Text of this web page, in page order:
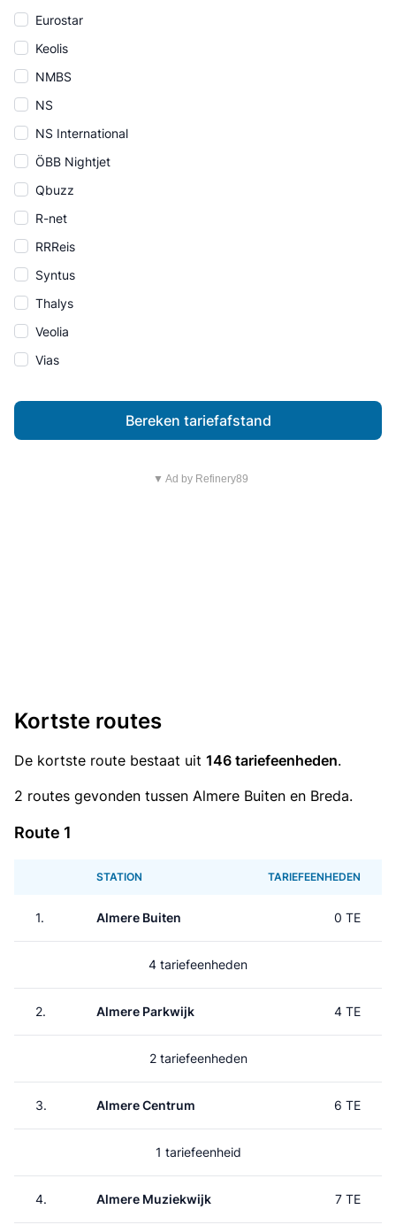
Eurostar
Keolis
NMBS
NS
NS International
ÖBB Nightjet
Qbuzz
R-net
RRReis
Syntus
Thalys
Veolia
Vias
Bereken tariefafstand
▼ Ad by Refinery89
Kortste routes
De kortste route bestaat uit 146 tariefeenheden.
2 routes gevonden tussen Almere Buiten en Breda.
Route 1
STATION TARIEFEENHEDEN
1. Almere Buiten 0 TE
4 tariefeenheden
2. Almere Parkwijk 4 TE
2 tariefeenheden
3. Almere Centrum 6 TE
1 tariefeenheid
4. Almere Muziekwijk 7 TE